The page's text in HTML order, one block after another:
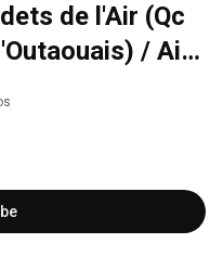
de l'Air (Qc
/ Air
(Qc and Ottawa